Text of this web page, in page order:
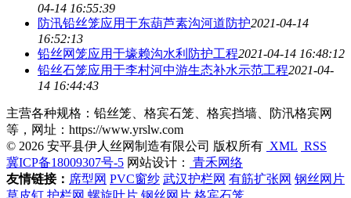
04-14 16:55:39
防汛铅丝笼应用于东葫芦素沟河道防护2021-04-14
16:52:13
铅丝网笼应用于壕赖沟水利防护工程2021-04-14 16:48:12
铅丝石笼应用于李村河中游生态补水示范工程2021-04-
14 16:44:43
主营各种规格：铅丝笼、格宾石笼、格宾挡墙、防汛格宾网
等，网址：https://www.yrslw.com
© 2026 安平县伊人丝网制造有限公司 版权所有 XML RSS
冀ICP备18009307号-5 网站设计：
青禾网络
友情链接： 席型网 PVC窗纱 武汉护栏网 有筋扩张网 钢丝网片
草皮钉 护栏网 螺旋叶片 钢丝网片 格宾石笼